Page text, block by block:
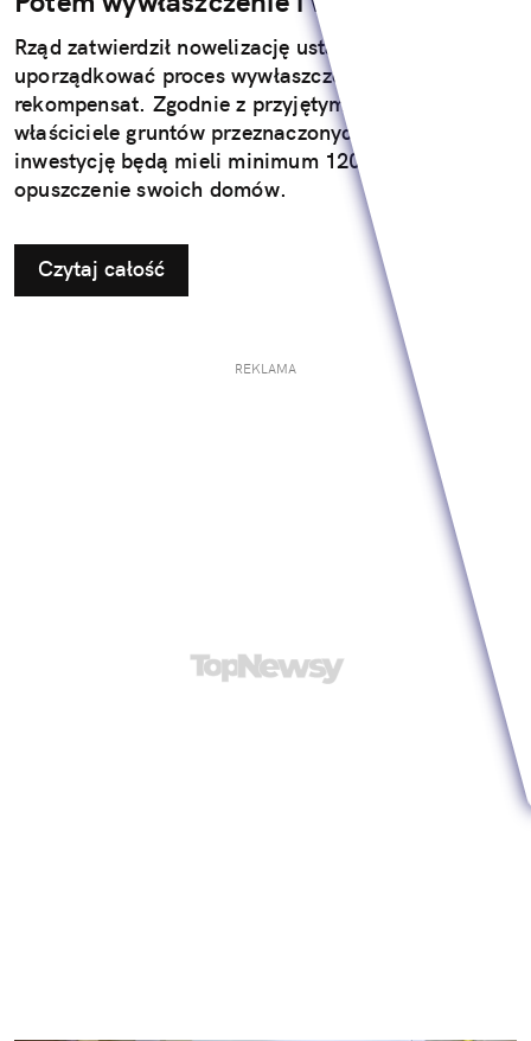
Rząd zatwierdził nowelizację ustawy, która ma
uporządkować proces wywłaszczeń i wypłat
rekompensat. Zgodnie z przyjętymi rozwiązaniami
właściciele gruntów przeznaczonych pod wielką
inwestycję będą mieli minimum 120 dni na
opuszczenie swoich domów.
Czytaj całość
REKLAMA